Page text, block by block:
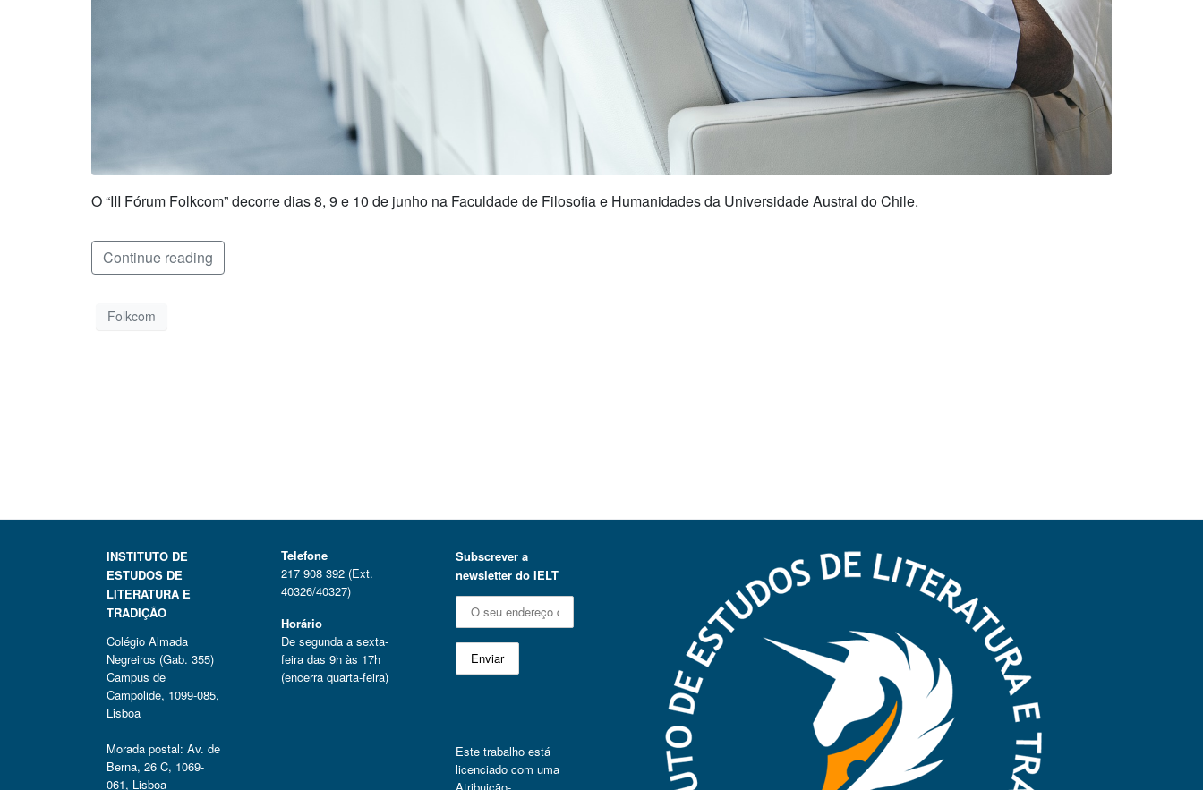
O “III Fórum Folkcom” decorre dias 8, 9 e 10 de junho na Faculdade de Filosofia e Humanidades da Universidade Austral do Chile.
Continue reading
Folkcom
INSTITUTO DE
ESTUDOS DE
LITERATURA E
TRADIÇÃO
Colégio Almada
Negreiros (Gab. 355)
Campus de
Campolide, 1099-085,
Lisboa
Morada postal: Av. de
Berna, 26 C, 1069-
061, Lisboa
Telefone
217 908 392 (Ext.
40326/40327)
Horário
De segunda a sexta-
feira das 9h às 17h
(encerra quarta-feira)
Subscrever a
newsletter do IELT
Este trabalho está
licenciado com uma